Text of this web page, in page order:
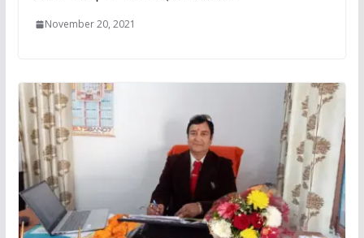
November 20, 2021